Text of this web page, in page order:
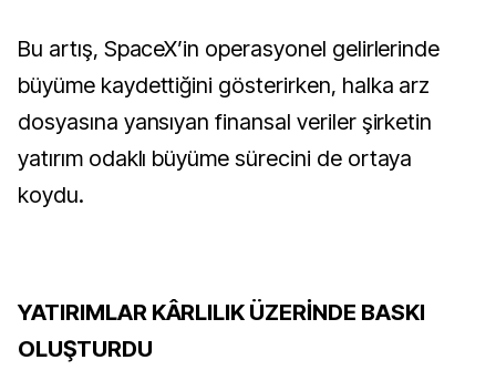
Bu artış, SpaceX’in operasyonel gelirlerinde
büyüme kaydettiğini gösterirken, halka arz
dosyasına yansıyan finansal veriler şirketin
yatırım odaklı büyüme sürecini de ortaya
koydu.
YATIRIMLAR KÂRLILIK ÜZERİNDE BASKI
OLUŞTURDU